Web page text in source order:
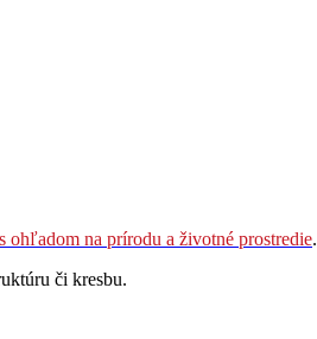
s ohľadom na prírodu a životné prostredie.
či kresbu.